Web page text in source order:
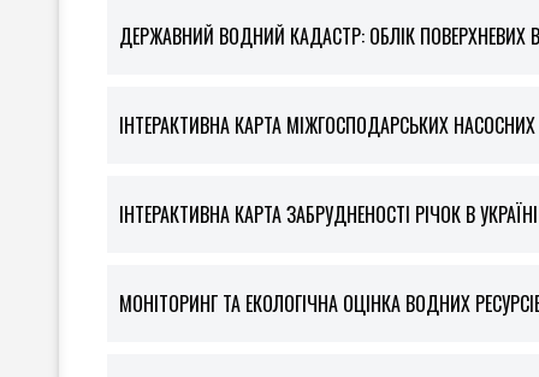
ДЕРЖАВНИЙ ВОДНИЙ КАДАСТР: ОБЛІК ПОВЕРХНЕВИХ
ІНТЕРАКТИВНА КАРТА МІЖГОСПОДАРСЬКИХ
ІНТЕРАКТИВНА КАРТА ЗАБРУДНЕНОСТІ РІЧОК В УКРАЇНІ
МОНІТОРИНГ ТА ЕКОЛОГІЧНА ОЦІНКА ВОДНИХ